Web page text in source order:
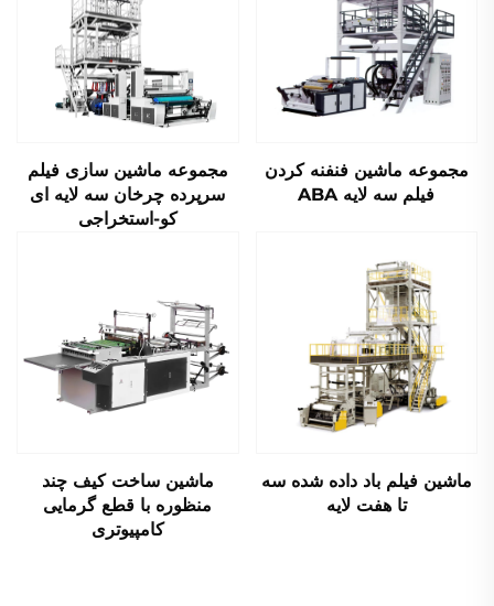
مجموعه ماشین سازی فیلم
سرپرده چرخان سه لایه ای
کو-استخراجی
مجموعه ماشین فنفنه کردن
فیلم سه لایه ABA
ماشین ساخت کیف چند
منظوره با قطع گرمایی
کامپیوتری
ماشین فیلم باد داده شده سه
تا هفت لایه